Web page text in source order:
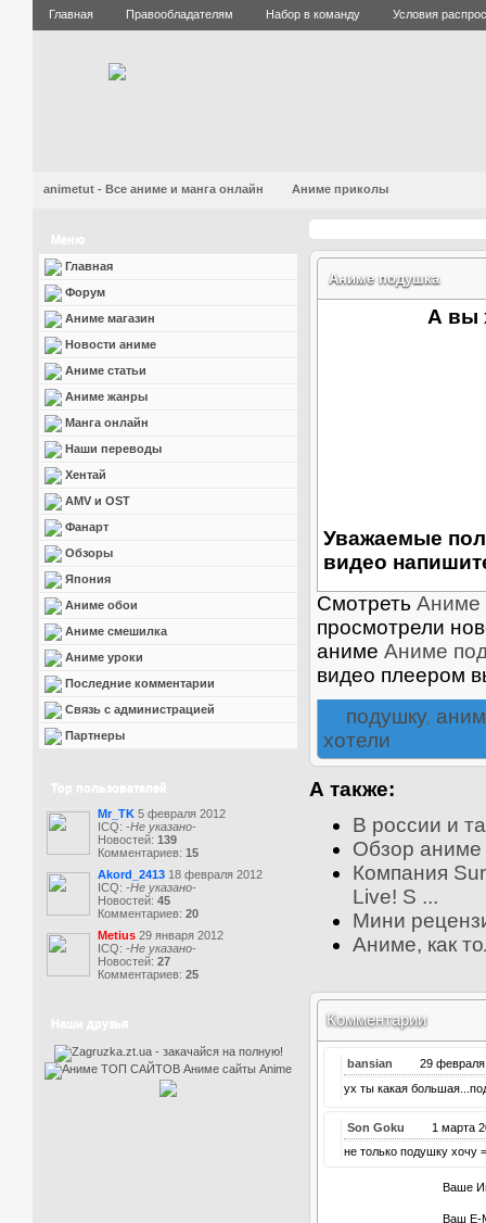
Главная Правообладателям Набор в команду Условия
animetut - Все аниме и манга онлайн Аниме приколы
Меню
Главная
Форум
Аниме магазин
Новости аниме
Аниме статьи
Аниме жанры
Манга онлайн
Наши переводы
Хентай
AMV и OST
Фанарт
Обзоры
Япония
Аниме обои
Аниме смешилка
Аниме уроки
Последние комментарии
Связь с администрацией
Партнеры
Top пользователей
Mr_TK 5 февраля 2012
ICQ: -Не указано-
Новостей: 139
Комментариев: 15
Akord_2413 18 февраля 2012
ICQ: -Не указано-
Новостей: 45
Комментариев: 20
Metius 29 января 2012
ICQ: -Не указано-
Новостей: 27
Комментариев: 25
Наши друзья
Аниме подушка
А вы
Уважаемые
видео
Смотреть Аниме
просмотрели
аниме Аниме
видео плеером
подушку,
хотели
А также:
В россии и
Обзор
Компания
Live! S ...
Мини
Аниме, как
Комментарии
bansian
29
ух ты какая
Son Goku
1
не только подушку хочу
Ваше
Ваш E-